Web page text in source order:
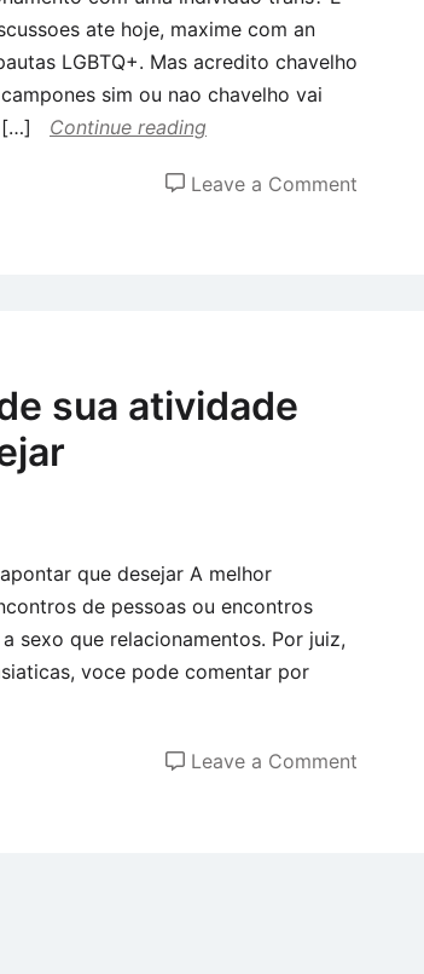
ate hoje, maxime com an
LGBTQ+. Mas acredito chavelho
sim ou nao chavelho vai
[…]
Continue reading
Leave a Comment
sua atividade
que desejar A melhor
de pessoas ou encontros
sexo que relacionamentos. Por juiz,
voce pode comentar por
Leave a Comment